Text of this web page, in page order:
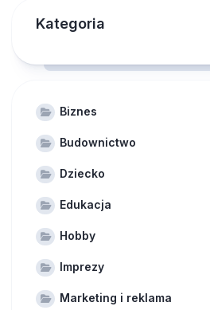
Kategoria
Biznes
Budownictwo
Dziecko
Edukacja
Hobby
Imprezy
Marketing i reklama